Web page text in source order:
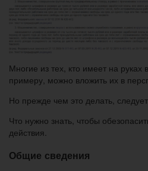
Многие из тех, кто имеет на
примеру, можно вложить их в
Но прежде чем это делать,
Что нужно знать, чтобы
действия.
Общие сведения